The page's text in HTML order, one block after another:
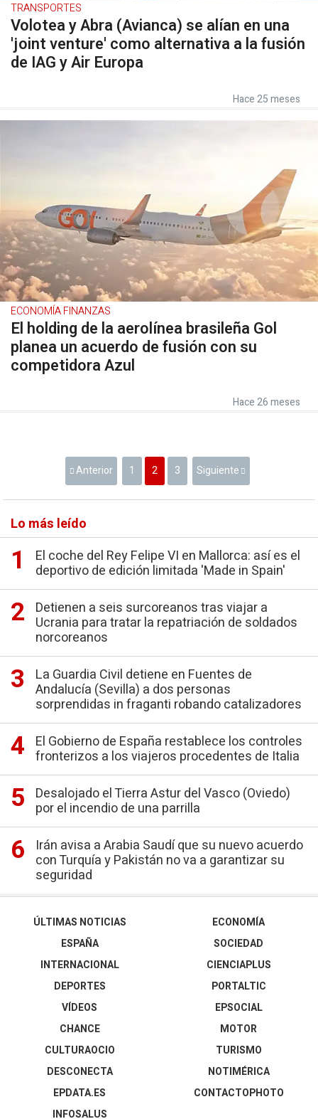
TRANSPORTES
Volotea y Abra (Avianca) se alían en una
'joint venture' como alternativa a la fusión
de IAG y Air Europa
Hace 25 meses
ECONOMÍA FINANZAS
El holding de la aerolínea brasileña Gol
planea un acuerdo de fusión con su
competidora Azul
Hace 26 meses
Anterior 1 2 3 Siguiente
Lo más leído
El coche del Rey Felipe VI en Mallorca: así es el
deportivo de edición limitada 'Made in Spain'
Detienen a seis surcoreanos tras viajar a
Ucrania para tratar la repatriación de soldados
norcoreanos
La Guardia Civil detiene en Fuentes de
Andalucía (Sevilla) a dos personas
sorprendidas in fraganti robando catalizadores
El Gobierno de España restablece los controles
fronterizos a los viajeros procedentes de Italia
Desalojado el Tierra Astur del Vasco (Oviedo)
por el incendio de una parrilla
Irán avisa a Arabia Saudí que su nuevo acuerdo
con Turquía y Pakistán no va a garantizar su
seguridad
ÚLTIMAS NOTICIAS
ESPAÑA
INTERNACIONAL
DEPORTES
VÍDEOS
ECONOMÍA
SOCIEDAD
CIENCIAPLUS
PORTALTIC
EPSOCIAL
CHANCE
CULTURAOCIO
DESCONECTA
EPDATA.ES
INFOSALUS
MOTOR
TURISMO
NOTIMÉRICA
CONTACTOPHOTO